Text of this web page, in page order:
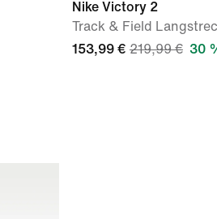
Nike Victory 2
Track & Field
153,99 € 219,99 € 30